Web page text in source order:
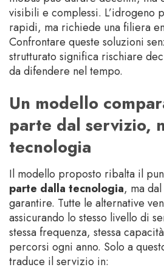
visibili e complessi. L’idrogeno
rapidi, ma richiede una filiera
Confrontare queste soluzioni
strutturato significa rischiare
da difendere nel tempo.
Un modello
parte dal servizio,
tecnologia
Il modello proposto ribalta il
parte dalla tecnologia, ma
garantire. Tutte le alternative
assicurando lo stesso livello di
stessa frequenza, stessa
percorsi ogni anno. Solo a
traduce il servizio in: